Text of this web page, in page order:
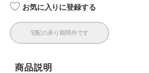
お気に入りに登録する
宅配の承り期間外です
商品説明